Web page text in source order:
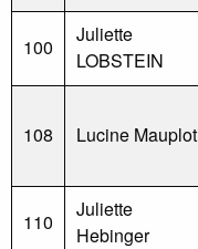
100
Juliette
LOBSTEIN
108 Lucine Mauplot
110
Juliette
Hebinger